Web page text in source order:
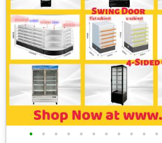
• • • • • • • • • • •